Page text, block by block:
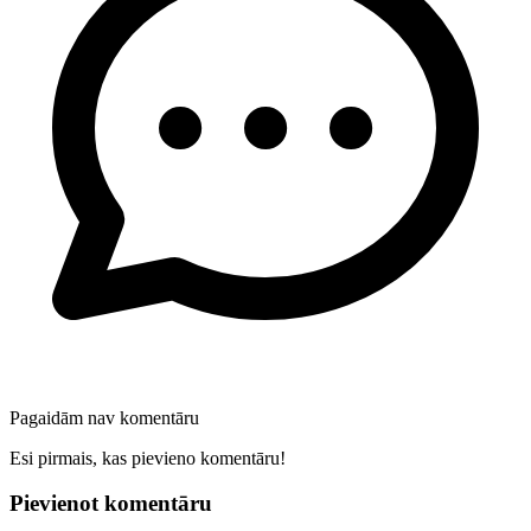
Pagaidām nav komentāru
Esi pirmais, kas pievieno komentāru!
Pievienot komentāru